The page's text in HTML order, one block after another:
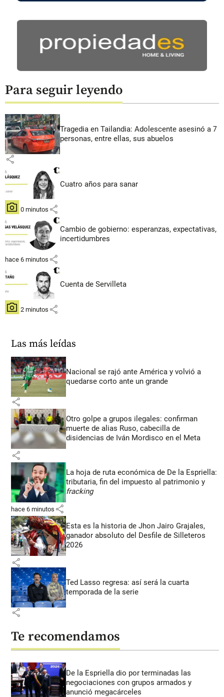
Para seguir leyendo
Tragedia en Tailandia: Adolescente asesinó a 7
personas, entre ellas, sus abuelos
share
Cuatro años para sanar
hace 0 minutos share
Cambio de gobierno: esperanzas, expectativas,
incertidumbres
hace 6 minutos share
Cuenta de Servilleta
hace 2 minutos share
Las más leídas
Nacional se rajó ante América y volvió a
quedarse corto ante un grande
share
Otro golpe a grupos ilegales: confirman
muerte de alias Ruso, cabecilla de
disidencias de Iván Mordisco en el Meta
share
La hoja de ruta económica de De la Espriella:
tributaria, fin del impuesto al patrimonio y
fracking
hace 6 minutos share
Esta es la historia de Jhon Jairo Grajales,
ganador absoluto del Desfile de Silleteros
2026
share
Ted Lasso regresa: así será la cuarta
temporada de la serie
share
Te recomendamos
De la Espriella dio por terminadas las
negociaciones con grupos armados y
anunció megacárceles